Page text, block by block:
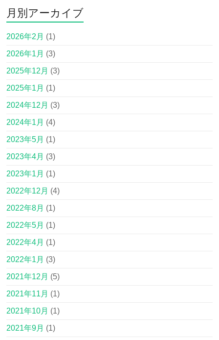
月別アーカイブ
2026年2月 (1)
2026年1月 (3)
2025年12月 (3)
2025年1月 (1)
2024年12月 (3)
2024年1月 (4)
2023年5月 (1)
2023年4月 (3)
2023年1月 (1)
2022年12月 (4)
2022年8月 (1)
2022年5月 (1)
2022年4月 (1)
2022年1月 (3)
2021年12月 (5)
2021年11月 (1)
2021年10月 (1)
2021年9月 (1)